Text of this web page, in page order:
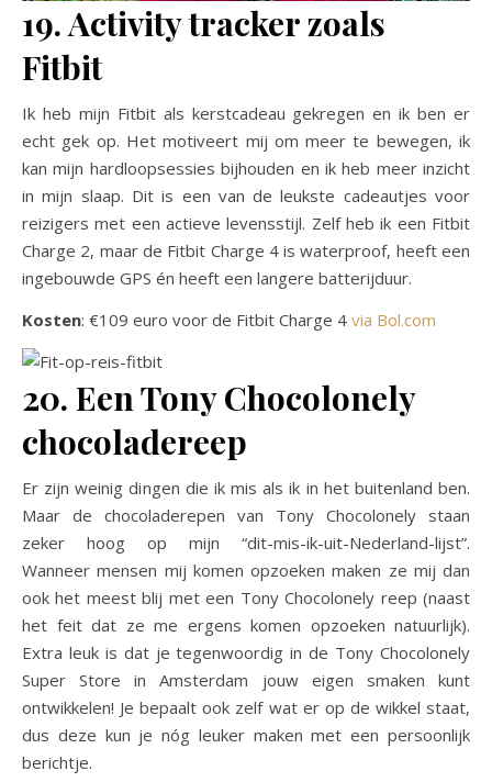
19. Activity tracker zoals
Fitbit
Ik heb mijn Fitbit als kerstcadeau gekregen en ik ben er
echt gek op. Het motiveert mij om meer te bewegen, ik
kan mijn hardloopsessies bijhouden en ik heb meer inzicht
in mijn slaap. Dit is een van de leukste cadeautjes voor
reizigers met een actieve levensstijl. Zelf heb ik een Fitbit
Charge 2, maar de Fitbit Charge 4 is waterproof, heeft een
ingebouwde GPS én heeft een langere batterijduur.
Kosten: €109 euro voor de Fitbit Charge 4 via Bol.com
20. Een Tony Chocolonely
chocoladereep
Er zijn weinig dingen die ik mis als ik in het buitenland ben.
Maar de chocoladerepen van Tony Chocolonely staan
zeker hoog op mijn “dit-mis-ik-uit-Nederland-lijst”.
Wanneer mensen mij komen opzoeken maken ze mij dan
ook het meest blij met een Tony Chocolonely reep (naast
het feit dat ze me ergens komen opzoeken natuurlijk).
Extra leuk is dat je tegenwoordig in de Tony Chocolonely
Super Store in Amsterdam jouw eigen smaken kunt
ontwikkelen! Je bepaalt ook zelf wat er op de wikkel staat,
dus deze kun je nóg leuker maken met een persoonlijk
berichtje.